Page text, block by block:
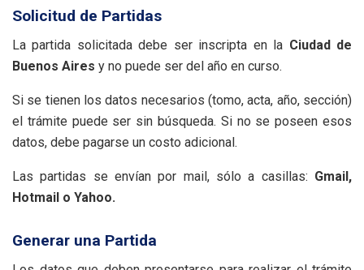
Solicitud de Partidas
La partida solicitada debe ser inscripta en la Ciudad de
Buenos Aires y no puede ser del año en curso.
Si se tienen los datos necesarios (tomo, acta, año, sección)
el trámite puede ser sin búsqueda. Si no se poseen esos
datos, debe pagarse un costo adicional.
Las partidas se envían por mail, sólo a casillas: Gmail,
Hotmail o Yahoo.
Generar una Partida